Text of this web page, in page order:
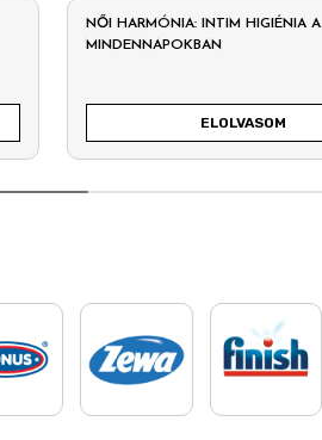
NŐI HARMÓNIA: INTIM HIGIÉNIA A
MINDENNAPOKBAN
ELOLVASOM